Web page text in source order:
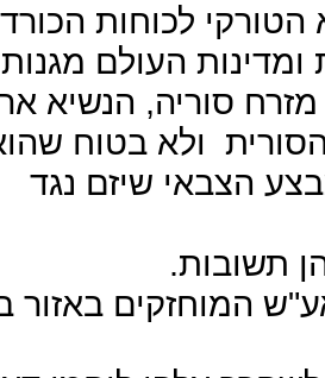
לכוחות
העולם מגנות
סוריה, הנשיא
ולא בטוח
הצבאי שיזם נגד
תשובות.
המוחזקים באזור